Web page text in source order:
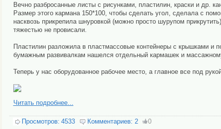
Вечно разбросанные листы с рисунками, пластилин, краски и др.
Размер этого кармана 150*100, чтобы сделать угол, сделала с
насквозь прикрепила шнуровкой (можно просто шурупом
тяжестью не провисали.
Пластилин разложила в пластмассовые контейнеры с крышками и
бумажным развивалкам нашелся отдельный кармашек и
Теперь у нас оборудованное рабочее место, а главное все под
Читать подробнее...
Просмотров: 4533 Комментариев: 2 0